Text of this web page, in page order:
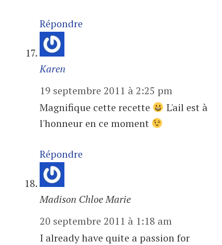
Répondre
Karen
19 septembre 2011 à 2:25 pm
Magnifique cette recette
L'ail est à
l'honneur en ce moment
Répondre
Madison Chloe Marie
20 septembre 2011 à 1:18 am
I already have quite a passion for